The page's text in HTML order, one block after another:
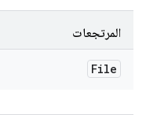
المرتجعات
File